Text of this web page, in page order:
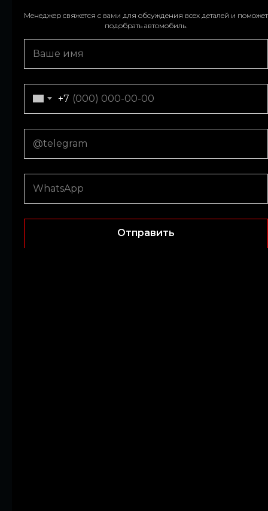
Instagram
We’ll contact you to confirm details and assist with your car choice.
+971
Submit
Менеджер свяжется с вами для обсуждения всех деталей и поможет
подобрать автомобиль.
+7
Отправить